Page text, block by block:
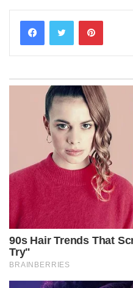
Pinterest